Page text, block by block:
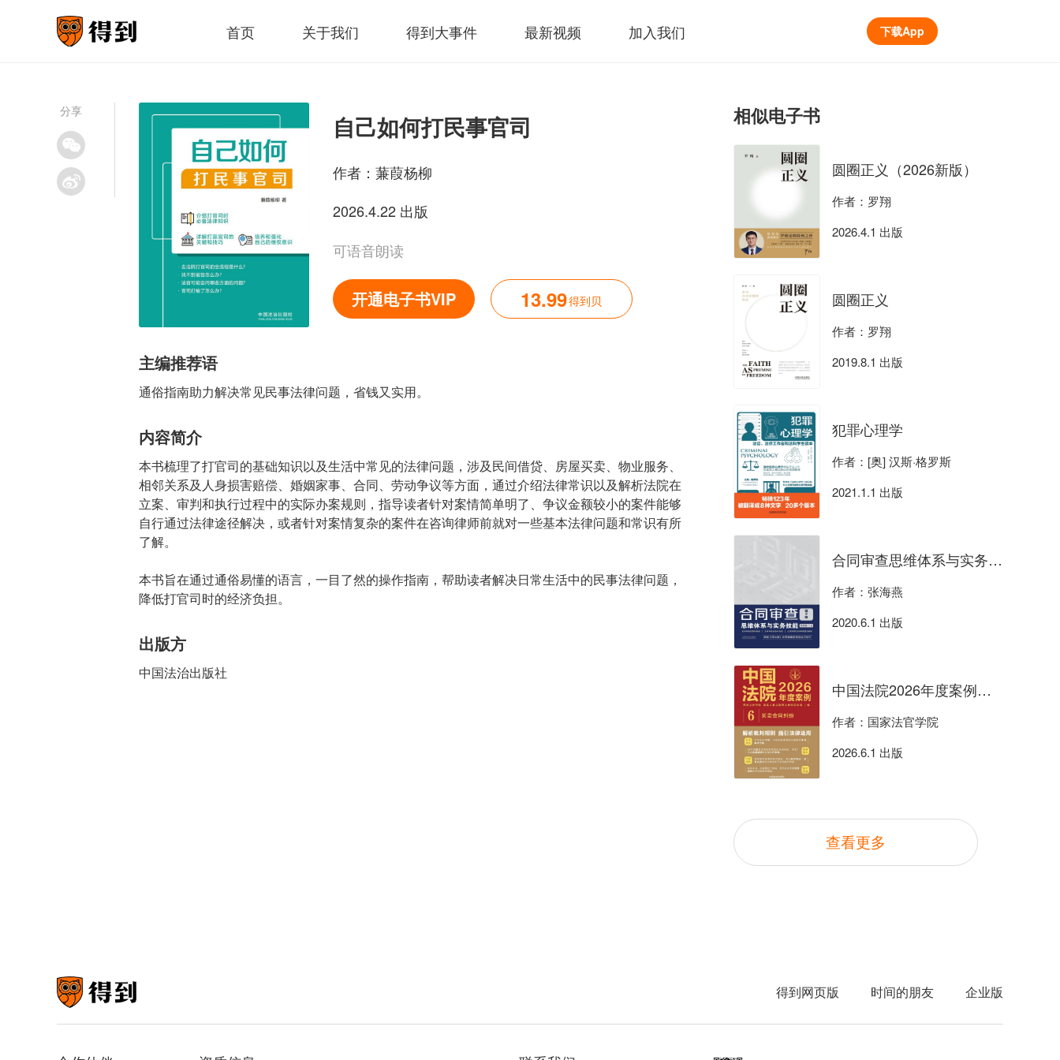
首页 关于我们 得到大事件 最新视频 加入我们 下载App
分享
自己如何打民事官司
作者： 蒹葭杨柳
2026.4.22 出版
可语音朗读
开通电子书VIP 13.99得到贝
主编推荐语
通俗指南助力解决常见民事法律问题，省钱又实用。
内容简介
本书梳理了打官司的基础知识以及生活中常见的法律问题，涉及民间借贷、房屋买卖、物业服务、
相邻关系及人身损害赔偿、婚姻家事、合同、劳动争议等方面，通过介绍法律常识以及解析法院在
立案、审判和执行过程中的实际办案规则，指导读者针对案情简单明了、争议金额较小的案件能够
自行通过法律途径解决，或者针对案情复杂的案件在咨询律师前就对一些基本法律问题和常识有所
了解。
本书旨在通过通俗易懂的语言，一目了然的操作指南，帮助读者解决日常生活中的民事法律问题，
降低打官司时的经济负担。
出版方
中国法治出版社
相似电子书
圆圈正义（2026新版）
作者：罗翔
2026.4.1 出版
圆圈正义
作者：罗翔
2019.8.1 出版
犯罪心理学
作者：[奥] 汉斯·格罗斯
2021.1.1 出版
合同审查思维体系与实务技能（第2版）
作者：张海燕
2020.6.1 出版
中国法院2026年度案例：买卖合同纠纷
作者：国家法官学院
2026.6.1 出版
查看更多
得到网页版 时间的朋友 企业版